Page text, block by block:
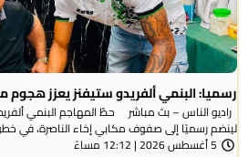
رسميا: البنمي ألفريدو ستيفنز يعزز هجوم
راديو الناس – بث مباشر حطّ المهاجم البنمي ألفريدو
لينضم رسميًا إلى صفوف مكابي إخاء الناصرة، في
5 أغسطس 2026 | 12:12 مساءً